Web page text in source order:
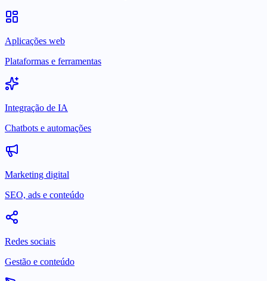
Aplicações web
Plataformas e ferramentas
Integração de IA
Chatbots e automações
Marketing digital
SEO, ads e conteúdo
Redes sociais
Gestão e conteúdo